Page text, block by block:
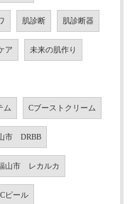
肌診断 肌診断器
ア 未来の肌作り
ム Cブーストクリーム
市 DRBB
山市 レカルカ
ピール